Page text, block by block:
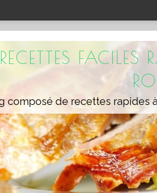
RECETTES